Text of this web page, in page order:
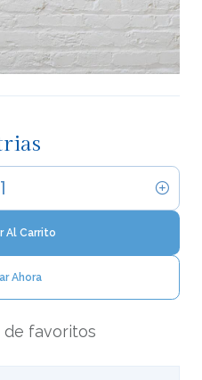
Al Carrito
Ahora
de favoritos